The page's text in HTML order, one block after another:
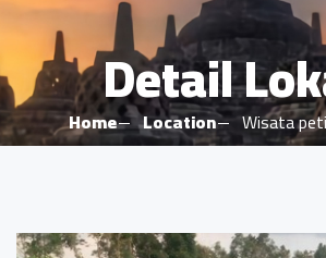
Detail
Home Location Wisata